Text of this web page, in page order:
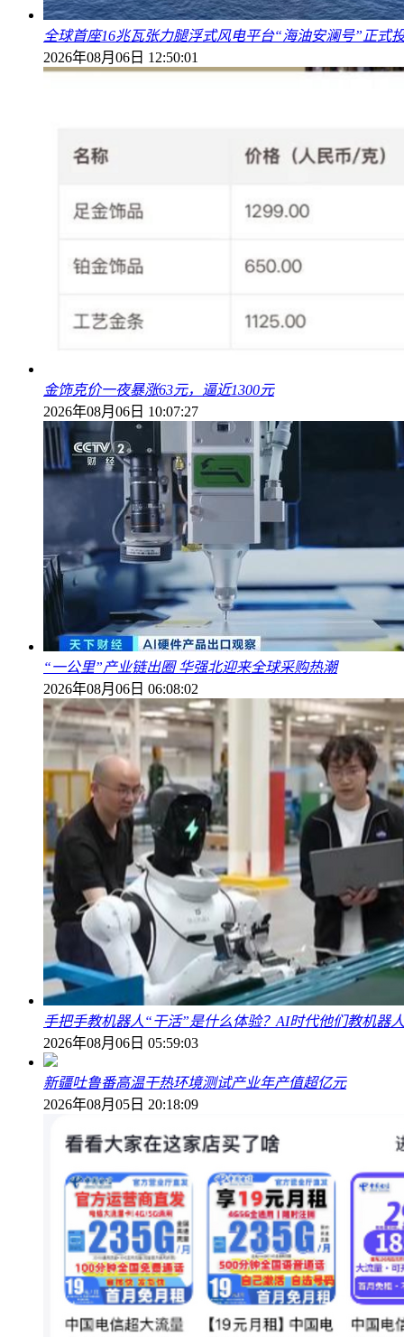
全球首座16兆瓦张力腿浮式风电平台“海油安澜号”正式
2026年08月06日 12:50:01
金饰克价一夜暴涨63元，逼近1300元
2026年08月06日 10:07:27
“一公里”产业链出圈 华强北迎来全球采购热潮
2026年08月06日 06:08:02
手把手教机器人“干活”是什么体验？AI时代他们教机器
2026年08月06日 05:59:03
新疆吐鲁番高温干热环境测试产业年产值超亿元
2026年08月05日 20:18:09